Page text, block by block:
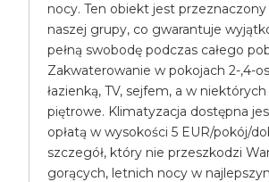
nocy. Ten obiekt jest przeznaczony
naszej grupy, co gwarantuje
pełną swobodę podczas całego
Zakwaterowanie w pokojach 2-,4-
łazienką, TV, sejfem, a w
piętrowe. Klimatyzacja dostępna
opłatą w wysokości 5 EUR/pokój/
szczegół, który nie przeszkodzi
gorących, letnich nocy w